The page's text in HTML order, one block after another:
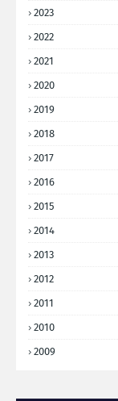
2023
2022
2021
2020
2019
2018
2017
2016
2015
2014
2013
2012
2011
2010
2009